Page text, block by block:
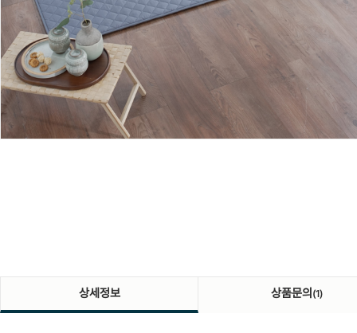
상세정보 상품문의 (1)